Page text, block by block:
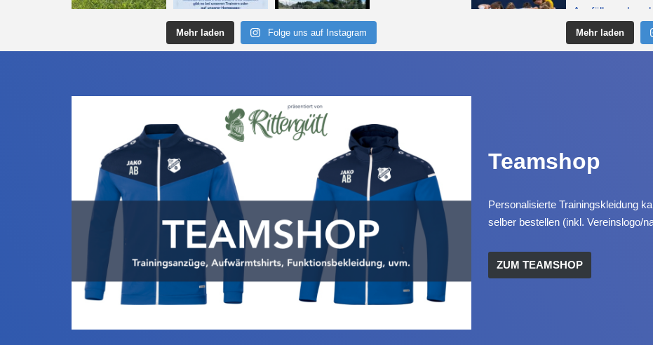
Mehr laden Folge uns auf Instagram Mehr laden
Teamshop
Personalisierte Trainingskleidung
selber bestellen (inkl. Vereinslogo/
ZUM TEAMSHOP